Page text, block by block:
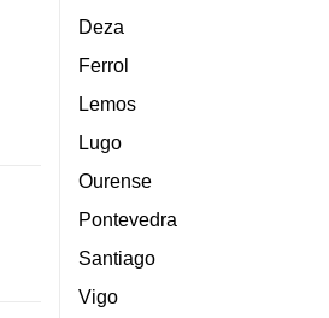
Deza
Ferrol
Lemos
Lugo
Ourense
Pontevedra
Santiago
Vigo